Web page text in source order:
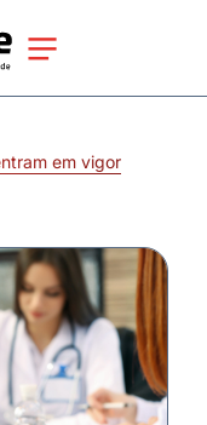
em vigor